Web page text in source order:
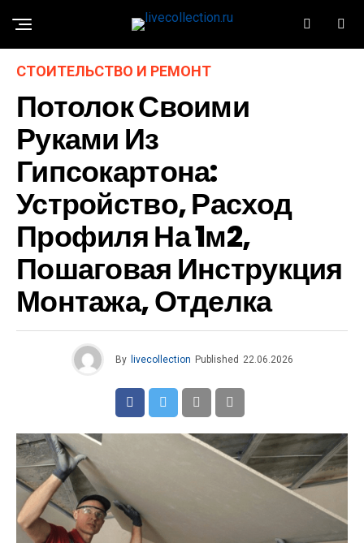
СТОИТЕЛЬСТВО И РЕМОНТ
Потолок Своими
Руками Из
Гипсокартона:
Устройство, Расход
Профиля На 1м2,
Пошаговая Инструкция
Монтажа, Отделка
By livecollection Published 22.06.2026